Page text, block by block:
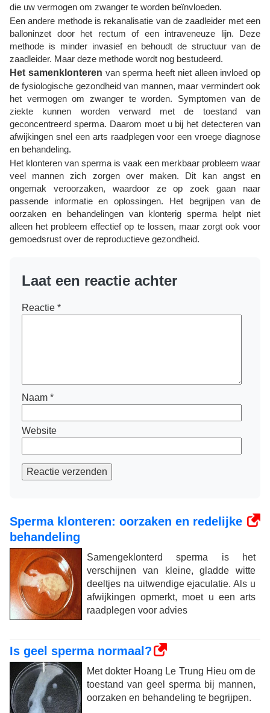
die uw vermogen om zwanger te worden beïnvloeden.
Een andere methode is rekanalisatie van de zaadleider met een
balloninzet door het rectum of een intraveneuze lijn. Deze
methode is minder invasief en behoudt de structuur van de
zaadleider. Maar deze methode wordt nog bestudeerd.
Het samenklonteren van sperma heeft niet alleen invloed op
de fysiologische gezondheid van mannen, maar vermindert ook
het vermogen om zwanger te worden. Symptomen van de
ziekte kunnen worden verward met de toestand van
geconcentreerd sperma. Daarom moet u bij het detecteren van
afwijkingen snel een arts raadplegen voor een vroege diagnose
en behandeling.
Het klonteren van sperma is vaak een merkbaar probleem waar
veel mannen zich zorgen over maken. Dit kan angst en
ongemak veroorzaken, waardoor ze op zoek gaan naar
passende informatie en oplossingen. Het begrijpen van de
oorzaken en behandelingen van klonterig sperma helpt niet
alleen het probleem effectief op te lossen, maar zorgt ook voor
gemoedsrust over de reproductieve gezondheid.
Laat een reactie achter
Reactie *
Naam *
Website
Reactie verzenden
Sperma klonteren: oorzaken en redelijke
behandeling
Samengeklonterd sperma is het
verschijnen van kleine, gladde witte
deeltjes na uitwendige ejaculatie. Als u
afwijkingen opmerkt, moet u een arts
raadplegen voor advies
Is geel sperma normaal?
Met dokter Hoang Le Trung Hieu om de
toestand van geel sperma bij mannen,
oorzaken en behandeling te begrijpen.